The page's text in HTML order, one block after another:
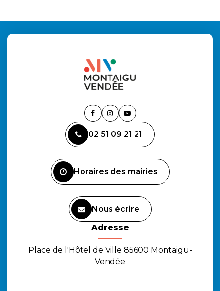
Lien
le
compte
Lien
le
compte
Lien
la
chaîne
02 51 09 21 21
Horaires des mairies
Nous écrire
Adresse
Place de l'Hôtel de Ville 85600 Montaigu-
Vendée